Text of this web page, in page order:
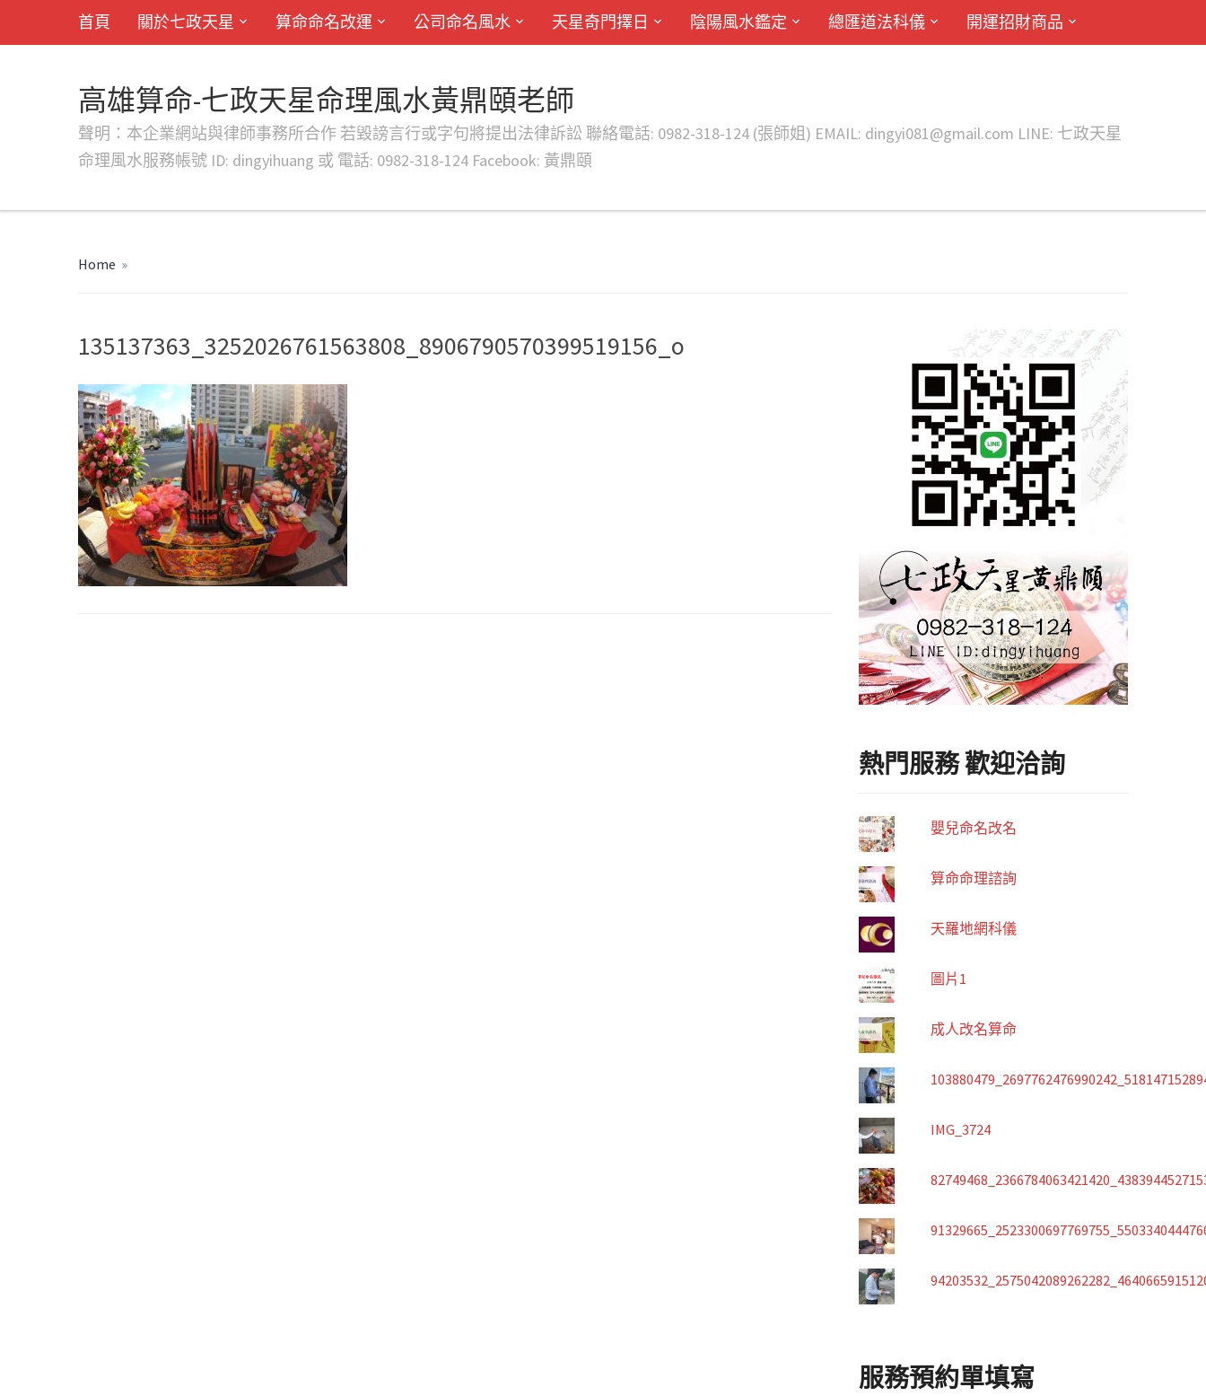
首頁 關於七政天星 算命命名改運 公司命名風水 天星奇門擇日 陰陽風水鑑定 總匯道法科儀 開運招財商品
高雄算命-七政天星命理風水黃鼎頤老師
聲明：本企業網站與律師事務所合作 若毀謗言行或字句將提出法律訴訟 聯絡電話: 0982-318-124 (張師姐) EMAIL: dingyi081@gmail.com LINE: 七政天星
命理風水服務帳號 ID: dingyihuang 或 電話: 0982-318-124 Facebook: 黃鼎頤
Home »
135137363_3252026761563808_8906790570399519156_o
熱門服務 歡迎洽詢
嬰兒命名改名
算命命理諮詢
天羅地網科儀
圖片1
成人改名算命
IMG_3724
服務預約單填寫